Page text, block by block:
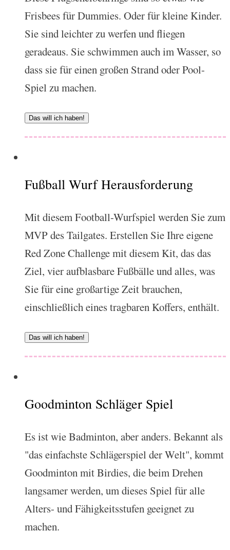
Frisbees für Dummies. Oder für kleine Kinder.
Sie sind leichter zu werfen und fliegen
geradeaus. Sie schwimmen auch im Wasser, so
dass sie für einen großen Strand oder Pool-
Spiel zu machen.
Das will ich haben!
Fußball Wurf Herausforderung
Mit diesem Football-Wurfspiel werden Sie zum
MVP des Tailgates. Erstellen Sie Ihre eigene
Red Zone Challenge mit diesem Kit, das das
Ziel, vier aufblasbare Fußbälle und alles, was
Sie für eine großartige Zeit brauchen,
einschließlich eines tragbaren Koffers, enthält.
Das will ich haben!
Goodminton Schläger Spiel
Es ist wie Badminton, aber anders. Bekannt als
"das einfachste Schlägerspiel der Welt", kommt
Goodminton mit Birdies, die beim Drehen
langsamer werden, um dieses Spiel für alle
Alters- und Fähigkeitsstufen geeignet zu
machen.